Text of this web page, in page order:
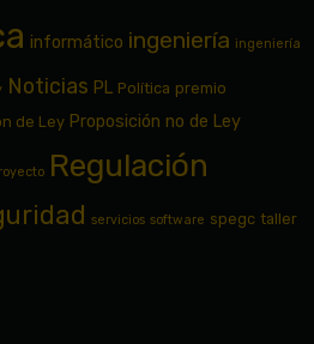
informático ingeniería ingeniería
Noticias PL Política premio
de Ley Proposición no de Ley
Regulación
servicios software spegc taller